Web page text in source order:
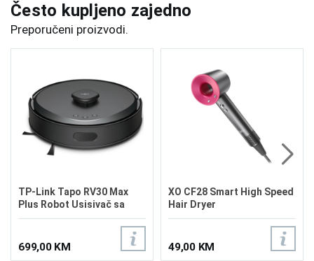
Često kupljeno zajedno
Preporučeni proizvodi.
TP-Link Tapo RV30 Max
Plus Robot Usisivač sa
Mopom
699,00 KM
XO CF28 Smart High Speed
Hair Dryer
49,00 KM